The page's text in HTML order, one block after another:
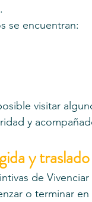
se encuentran:
visitar
y
y
de
o terminar